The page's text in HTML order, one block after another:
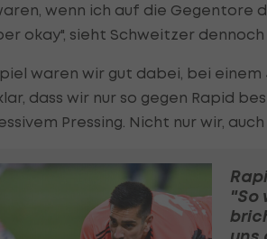
wenn ich auf die Gegentore
okay", sieht Schweitzer
waren wir gut dabei, bei einem
dass wir nur so gegen Rapid
Pressing. Nicht nur wir,
"So